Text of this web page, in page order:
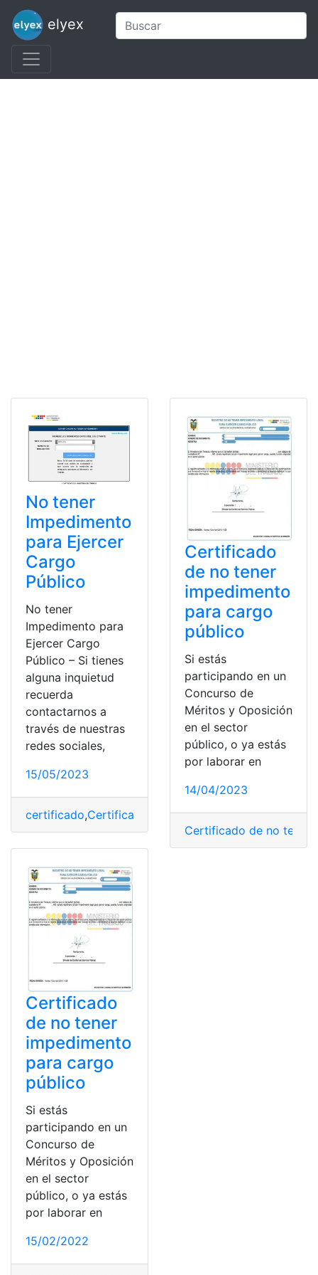
elyex
No tener
Impedimento
para Ejercer
Cargo
Público
No tener
Impedimento para
Ejercer Cargo
Público – Si tienes
alguna inquietud
recuerda
contactarnos a
través de nuestras
redes sociales,
15/05/2023
certificado,Certificado de no tener impedimento,
Certificado
de no tener
impedimento
para cargo
público
Si estás
participando en un
Concurso de
Méritos y Oposición
en el sector
público, o ya estás
por laborar en
14/04/2023
Certificado de no tener
Certificado
de no tener
impedimento
para cargo
público
Si estás
participando en un
Concurso de
Méritos y Oposición
en el sector
público, o ya estás
por laborar en
15/02/2022